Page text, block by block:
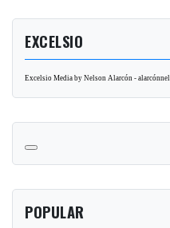
EXCELSIO
Excelsio Media by Nelson Alarcón -
POPULAR